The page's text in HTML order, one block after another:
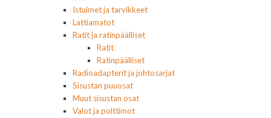
Istuimet ja tarvikkeet
Lattiamatot
Ratit ja ratinpäälliset
Ratit
Ratinpäälliset
Radioadapterit ja johtosarjat
Sisustan puuosat
Muut sisustan osat
Valot ja polttimot